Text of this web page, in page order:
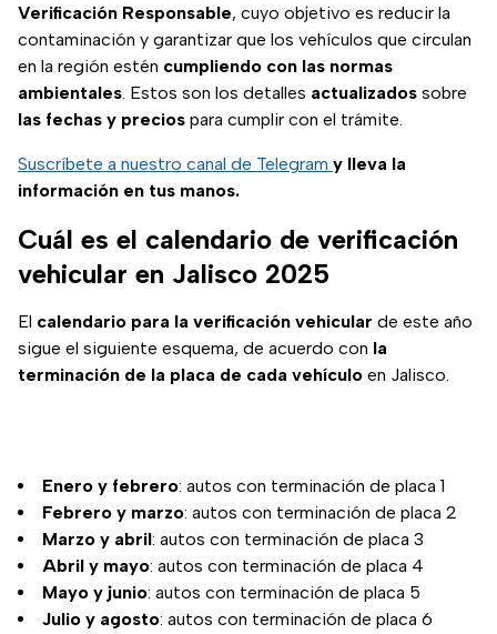
Verificación Responsable, cuyo objetivo es reducir la
contaminación y garantizar que los vehículos que circulan
en la región estén cumpliendo con las normas
ambientales. Estos son los detalles actualizados sobre
las fechas y precios para cumplir con el trámite.
Suscríbete a nuestro canal de Telegram y lleva la
información en tus manos.
Cuál es el calendario de verificación
vehicular en Jalisco 2025
El calendario para la verificación vehicular de este año
sigue el siguiente esquema, de acuerdo con la
terminación de la placa de cada vehículo en Jalisco.
Enero y febrero: autos con terminación de placa 1
Febrero y marzo: autos con terminación de placa 2
Marzo y abril: autos con terminación de placa 3
Abril y mayo: autos con terminación de placa 4
Mayo y junio: autos con terminación de placa 5
Julio y agosto: autos con terminación de placa 6